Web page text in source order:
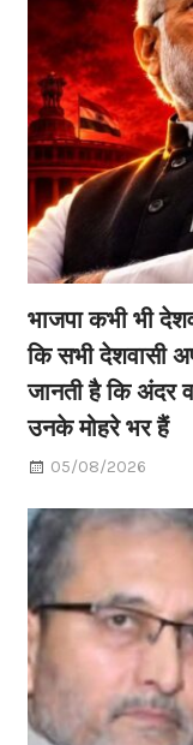
भाजपा कभी भी
कि सभी देशवासी
जानती है कि अंदर
उनके मोहरे भर हैं
05/08/2026